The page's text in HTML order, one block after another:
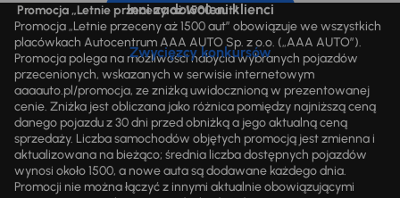
Inni zadowoleni klienci
Zwycięzcy konkursów
Promocja „Letnie przeceny aż 1500 aut”
Promocja „Letnie przeceny aż 1500 aut” obowiązuje we wszystkich
placówkach Autocentrum AAA AUTO Sp. z o.o. („AAA AUTO”).
Promocja polega na możliwości nabycia wybranych pojazdów
przecenionych, wskazanych w serwisie internetowym
aaaauto.pl/promocja, ze zniżką uwidocznioną w prezentowanej
cenie. Zniżka jest obliczana jako różnica pomiędzy najniższą ceną
danego pojazdu z 30 dni przed obniżką a jego aktualną ceną
sprzedaży. Liczba samochodów objętych promocją jest zmienna i
aktualizowana na bieżąco; średnia liczba dostępnych pojazdów
wynosi około 1500, a nowe auta są dodawane każdego dnia.
Promocji nie można łączyć z innymi aktualnie obowiązującymi